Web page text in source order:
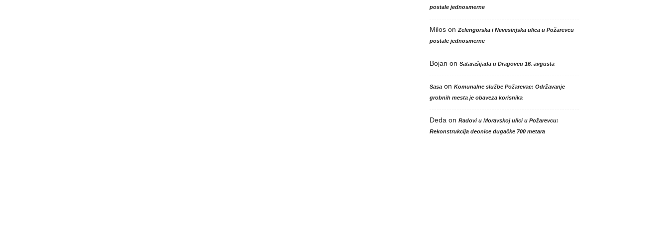
postale jednosmerne
Miloson Zelengorska i Nevesinjska ulica u Požarevcu
postale jednosmerne
Bojan on Satarašijada u Dragovcu 16. avgusta
Sasaon Komunalne službe Požarevac: Održavanje
grobnih mesta je obaveza korisnika
Deda on Radovi u Moravskoj ulici u Požarevcu:
Rekonstrukcija deonice dugačke 700 metara